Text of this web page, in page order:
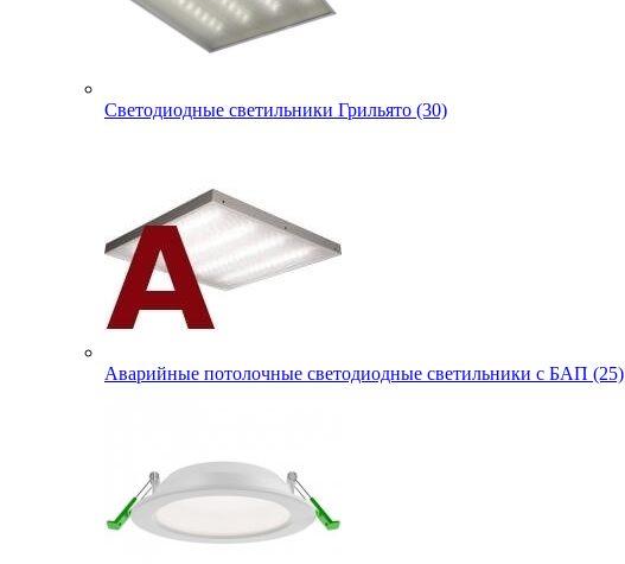
Светодиодные светильники Грильято (30)
Аварийные потолочные светодиодные светильники с БАП (25)